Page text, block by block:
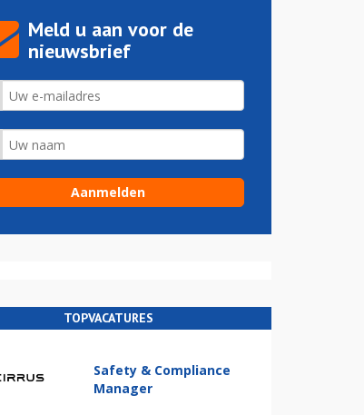
Meld u aan voor de
nieuwsbrief
TOPVACATURES
Safety & Compliance
Manager